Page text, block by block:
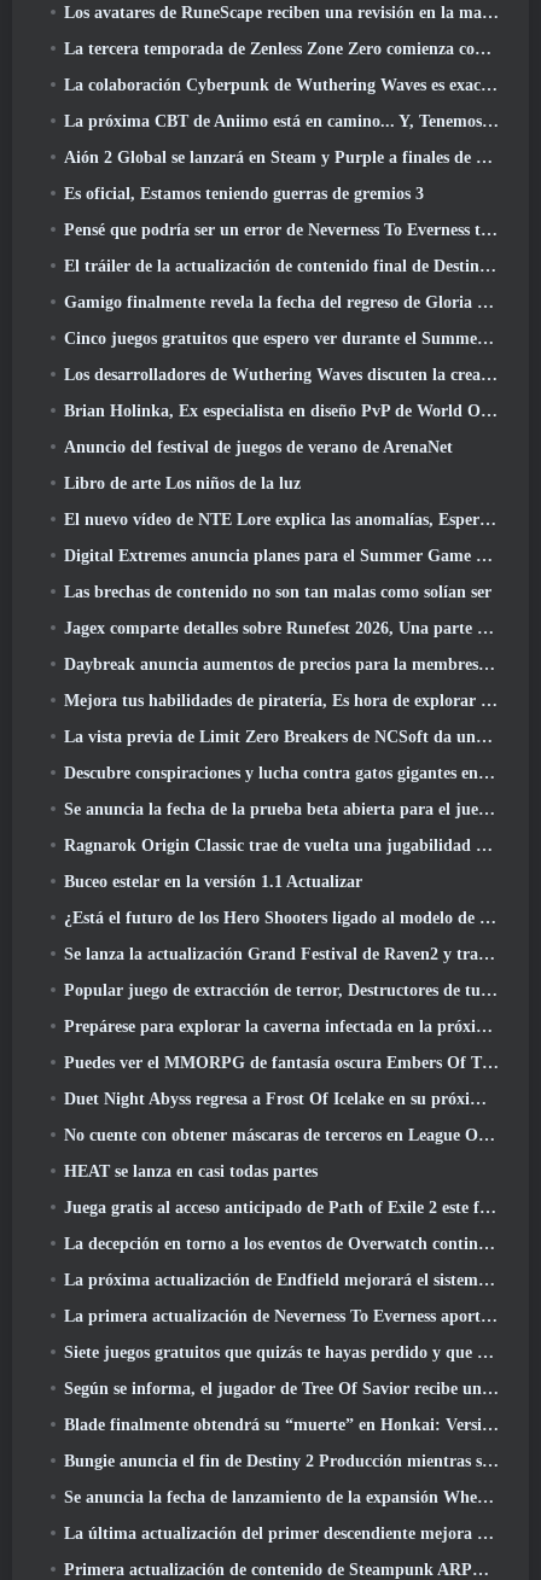
Los avatares de RuneScape reciben una revisión en la mayor actualización visual del juego en los últimos diez años
La tercera temporada de Zenless Zone Zero comienza con un viaje a una isla Bangboo en el cielo, Y a la plataforma Steam
La colaboración Cyberpunk de Wuthering Waves es exactamente lo que quiero de mis eventos cruzados de videojuegos
La próxima CBT de Aniimo está en camino... Y, Tenemos una ventana de lanzamiento oficial
Aión 2 Global se lanzará en Steam y Purple a finales de este año
Es oficial, Estamos teniendo guerras de gremios 3
Pensé que podría ser un error de Neverness To Everness tener el evento Porsche Collab Gacha tan temprano, Pero me equivoqué
El tráiler de la actualización de contenido final de Destiny 2 es un grito de guerra
Gamigo finalmente revela la fecha del regreso de Gloria Victis, ¿Sobrevivirá la segunda vez??
Cinco juegos gratuitos que espero ver durante el Summer Game Fest
Los desarrolladores de Wuthering Waves discuten la creación de la secuencia de batalla Lahai-Roi Mech
Brian Holinka, Ex especialista en diseño PvP de World Of Warcraft, Se une al equipo MMO de League Of Legends
Anuncio del festival de juegos de verano de ArenaNet
Libro de arte Los niños de la luz
El nuevo vídeo de NTE Lore explica las anomalías, Esperar, Y cómo una organización "secreta" lo rastrea todo
Digital Extremes anuncia planes para el Summer Game Fest
Las brechas de contenido no son tan malas como solían ser
Jagex comparte detalles sobre Runefest 2026, Una parte de la celebración del 25 aniversario de RuneScape IP
Daybreak anuncia aumentos de precios para la membresía VIP de Lord Of The Rings Online
Mejora tus habilidades de piratería, Es hora de explorar Night City en Wuthering Waves
La vista previa de Limit Zero Breakers de NCSoft da una idea de qué esperar de la próxima prueba del prólogo
Descubre conspiraciones y lucha contra gatos gigantes en tu tiempo de inactividad en la última actualización de Where Winds Meet
Se anuncia la fecha de la prueba beta abierta para el juego Dark Fantasy Extraction, Cazador de la niebla
Ragnarok Origin Classic trae de vuelta una jugabilidad MMORPG justa y CBT abre en junio 4
Buceo estelar en la versión 1.1 Actualizar
¿Está el futuro de los Hero Shooters ligado al modelo de servicio en vivo F2P??
Se lanza la actualización Grand Festival de Raven2 y trae consigo la nueva clase Warlord
Popular juego de extracción de terror, Destructores de tumbas, Lanzamientos en Occidente
Prepárese para explorar la caverna infectada en la próxima actualización de Eterspire
Puedes ver el MMORPG de fantasía oscura Embers Of The Uncrown de Nexon durante el Steam Next Fest
Duet Night Abyss regresa a Frost Of Icelake en su próxima actualización Steampunk
No cuente con obtener máscaras de terceros en League Of Legends
HEAT se lanza en casi todas partes
Juega gratis al acceso anticipado de Path of Exile 2 este fin de semana
La decepción en torno a los eventos de Overwatch continúa 10 Año Aniversario
La próxima actualización de Endfield mejorará el sistema de fábrica
La primera actualización de Neverness To Everness aporta mucho a la mesa
Siete juegos gratuitos que quizás te hayas perdido y que forman parte del Steam Ocean Fest
Según se informa, el jugador de Tree Of Savior recibe un premio especial por gastar 100.000 dólares en el juego
Blade finalmente obtendrá su “muerte” en Honkai: Versión de riel en estrella 4.3
Bungie anuncia el fin de Destiny 2 Producción mientras se preparan para trabajar en nuevos proyectos
Se anuncia la fecha de lanzamiento de la expansión Where Winds Meet “Imperial Palace”
La última actualización del primer descendiente mejora el ciclo agrícola y actualiza el modo Embestida
Primera actualización de contenido de Steampunk ARPG Crystalfall para abordar las "preocupaciones clave de los jugadores"